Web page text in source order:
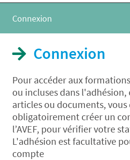
Connexion
Connexion
Pour accéder aux
ou incluses dans l'adhésion,
articles ou documents, vous
obligatoirement créer un
l’AVEF, pour vérifier votre
L'adhésion est facultative
compte